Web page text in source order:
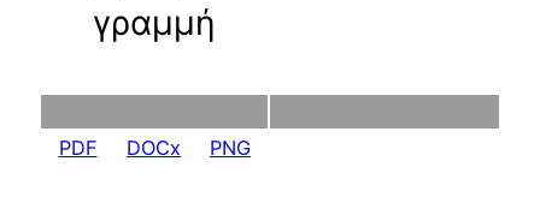
γραμμή
PDF DOCx PNG